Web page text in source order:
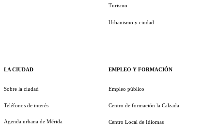
LA CIUDAD
Sobre la ciudad
Teléfonos de interés
Agenda urbana de Mérida
Turismo
Urbanismo y ciudad
EMPLEO Y FORMACIÓN
Empleo público
Centro de formación la Calzada
Centro Local de Idiomas